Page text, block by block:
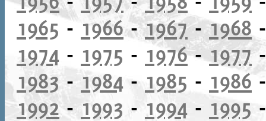
1965 - 1966-1967-1968
1974 - 1975 - 1976-1977
1983 -1984 - 1985 - 1986
1992- 1993 - 1994 - 1995